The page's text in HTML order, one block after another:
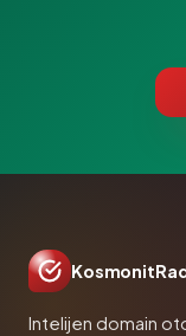
Intelijen domain